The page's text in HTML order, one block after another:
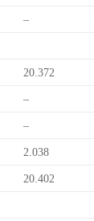
–
20.372
–
–
2.038
20.402